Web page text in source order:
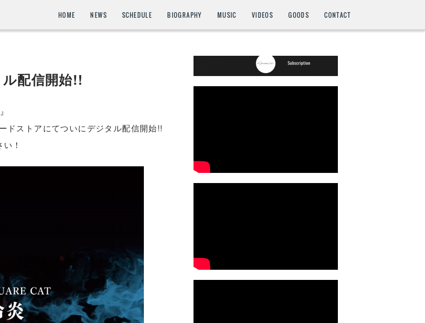
HOME NEWS SCHEDULE BIOGRAPHY MUSIC VIDEOS GOODS CONTACT
配信開始!!
ドストアにてついにデジタル配信開始!!
！